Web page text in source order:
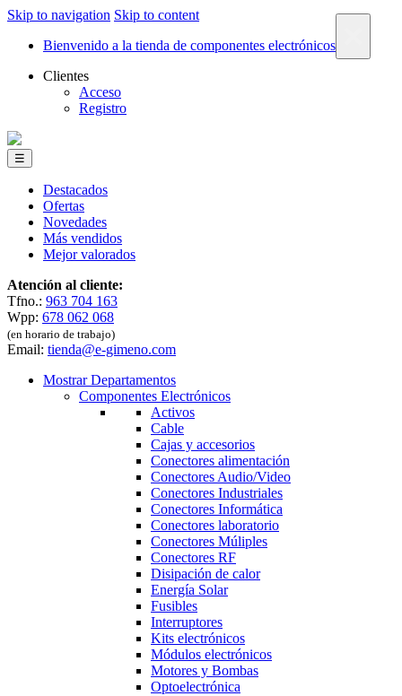
Skip to navigation Skip to content
Bienvenido a la tienda de componentes electrónicos
Clientes
Acceso
Registro
☰
Destacados
Ofertas
Novedades
Más vendidos
Mejor valorados
Atención al cliente:
Tfno.: 963 704 163
Wpp: 678 062 068
(en horario de trabajo)
Email: tienda@e-gimeno.com
Mostrar Departamentos
Componentes Electrónicos
Activos
Cable
Cajas y accesorios
Conectores alimentación
Conectores Audio/Video
Conectores Industriales
Conectores Informática
Conectores laboratorio
Conectores Múliples
Conectores RF
Disipación de calor
Energía Solar
Fusibles
Interruptores
Kits electrónicos
Módulos electrónicos
Motores y Bombas
Optoelectrónica